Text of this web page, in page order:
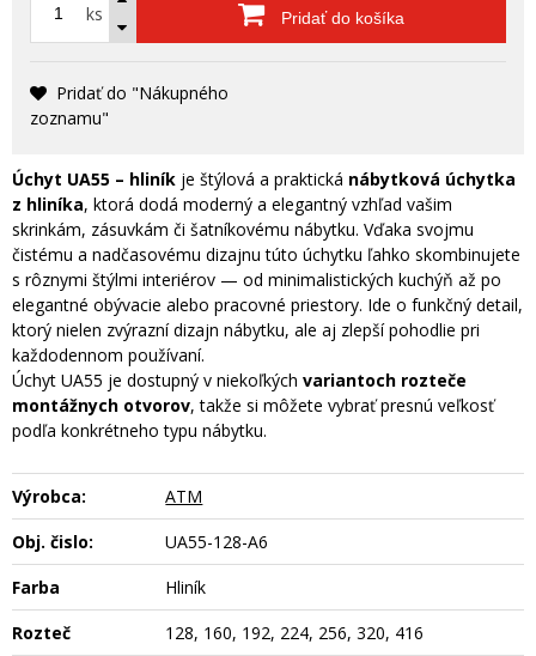
ks Pridať do košíka
Pridať do "Nákupného
zoznamu"
Úchyt UA55 – hliník je štýlová a praktická nábytková úchytka
z hliníka, ktorá dodá moderný a elegantný vzhľad vašim
skrinkám, zásuvkám či šatníkovému nábytku. Vďaka svojmu
čistému a nadčasovému dizajnu túto úchytku ľahko skombinujete
s rôznymi štýlmi interiérov — od minimalistických kuchýň až po
elegantné obývacie alebo pracovné priestory. Ide o funkčný detail,
ktorý nielen zvýrazní dizajn nábytku, ale aj zlepší pohodlie pri
každodennom používaní.
Úchyt UA55 je dostupný v niekoľkých variantoch rozteče
montážnych otvorov, takže si môžete vybrať presnú veľkosť
podľa konkrétneho typu nábytku.
Výrobca:
ATM
Obj. čislo:
UA55-128-A6
Farba
Hliník
Rozteč
128, 160, 192, 224, 256, 320, 416